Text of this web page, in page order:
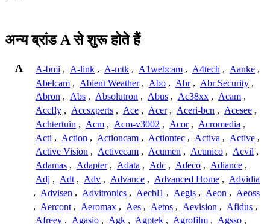
अन्य ब्रांड A से शुरू होते हैं
A A-bmi , A-link , A-mtk , A1webcam , A4tech , Aanke ,
Abelcam , Abient Weather , Abo , Abr , Abr Security ,
Abron , Abs , Absolutron , Abus , Ac38xx , Acam ,
Accfly , Accsxperts , Ace , Acer , Aceri-bcn , Acesee ,
Achtertuin , Acm , Acm-v3002 , Acor , Acromedia ,
Acti , Action , Actioncam , Actiontec , Activa , Active ,
Active Vision , Activecam , Acumen , Acunico , Acvil ,
Adamas , Adapter , Adata , Adc , Adeco , Adiance ,
Adj , Adt , Adv , Advance , Advanced Home , Advidia
, Advisen , Advitronics , Aecbl1 , Aegis , Aeon , Aeoss
, Aercont , Aeromax , Aes , Aetos , Aevision , Afidus ,
Afreey , Agasio , Agk , Agptek , Agrofilm , Agsso ,